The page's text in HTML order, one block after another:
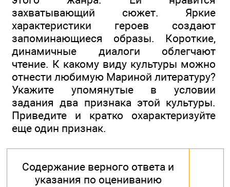
захватывающий сюжет. Яркие
характеристики героев создают
запоминающиеся образы. Короткие,
динамичные диалоги облегчают
чтение. К какому виду культуры можно
отнести любимую Мариной литературу?
Укажите упомянутые в условии
задания два признака этой культуры.
Приведите и кратко охарактеризуйте
еще один признак.
Содержание верного ответа и
указания по оцениванию